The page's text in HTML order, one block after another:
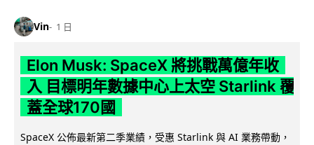
Vin 1 日
Elon Musk: SpaceX 將挑戰萬億年收
入 目標明年數據中心上太空 Starlink 覆
蓋全球170國
SpaceX 公佈最新第二季業績，受惠 Starlink 與 AI 業務帶動，